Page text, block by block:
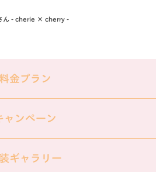
ん - cherie × cherry -
料金プラン
ャンペーン
ギャラリー